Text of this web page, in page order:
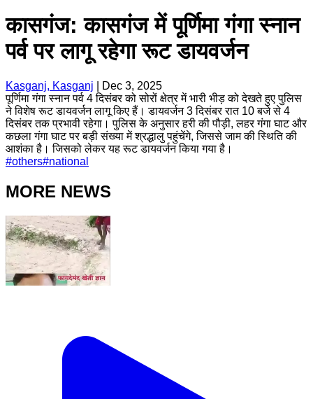
कासगंज: कासगंज में पूर्णिमा गंगा स्नान
पर्व पर लागू रहेगा रूट डायवर्जन
Kasganj, Kasganj
Dec 3, 2025
पूर्णिमा गंगा स्नान पर्व 4 दिसंबर को सोरों क्षेत्र में भारी भीड़ को देखते हुए पुलिस
ने विशेष रूट डायवर्जन लागू किए हैं। डायवर्जन 3 दिसंबर रात 10 बजे से 4
दिसंबर तक प्रभावी रहेगा। पुलिस के अनुसार हरी की पौड़ी, लहर गंगा घाट और
कछला गंगा घाट पर बड़ी संख्या में श्रद्धालु पहुंचेंगे, जिससे जाम की स्थिति की
आशंका है। जिसको लेकर यह रूट डायवर्जन किया गया है।
#others#national
MORE NEWS